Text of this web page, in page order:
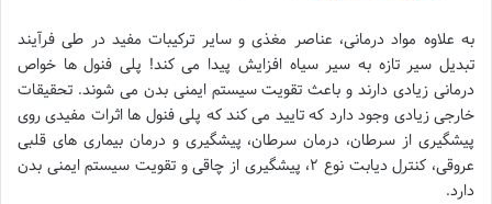
به علاوه مواد درمانی، عناصر مغذی و سایر ترکیبات مفید در طی فرآیند
تبدیل سیر تازه به سیر سیاه افزایش پیدا می کند! پلی فنول ها خواص
درمانی زیادی دارند و باعث تقویت سیستم ایمنی بدن می شوند. تحقیقات
خارجی زیادی وجود دارد که تایید می کند که پلی فنول ها اثرات مفیدی روی
پیشگیری از سرطان، درمان سرطان، پیشگیری و درمان بیماری های قلبی
عروقی، کنترل دیابت نوع ۲، پیشگیری از چاقی و تقویت سیستم ایمنی بدن
دارد.